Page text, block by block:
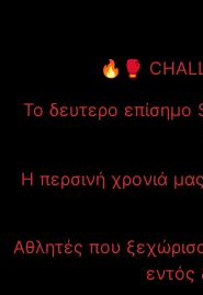
🔥🥊
Το δευτερο επίσημο
H περσινή χρονιά
Αθλητές που
εντός